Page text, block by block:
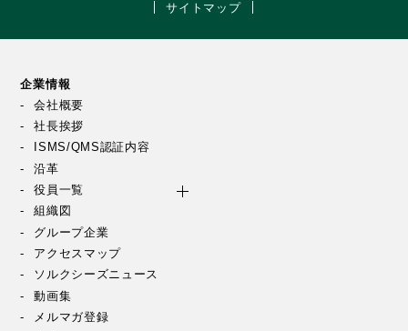
サイトマップ
企業情報
会社概要
社長挨拶
ISMS/QMS認証内容
沿革
役員一覧
組織図
グループ企業
アクセスマップ
ソルクシーズニュース
動画集
メルマガ登録